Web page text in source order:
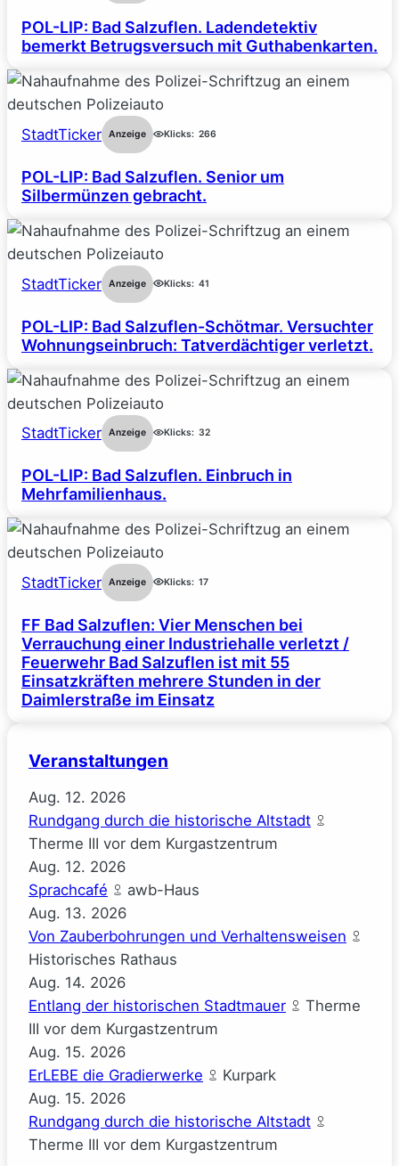
POL-LIP: Bad Salzuflen. Ladendetektiv
bemerkt Betrugsversuch mit Guthabenkarten.
StadtTicker Anzeige Klicks: 266
POL-LIP: Bad Salzuflen. Senior um
Silbermünzen gebracht.
StadtTicker Anzeige Klicks: 41
POL-LIP: Bad Salzuflen-Schötmar. Versuchter
Wohnungseinbruch: Tatverdächtiger verletzt.
StadtTicker Anzeige Klicks: 32
POL-LIP: Bad Salzuflen. Einbruch in
Mehrfamilienhaus.
StadtTicker Anzeige Klicks: 17
FF Bad Salzuflen: Vier Menschen bei
Verrauchung einer Industriehalle verletzt /
Feuerwehr Bad Salzuflen ist mit 55
Einsatzkräften mehrere Stunden in der
Daimlerstraße im Einsatz
Veranstaltungen
Aug. 12. 2026
Rundgang durch die historische Altstadt
Therme III vor dem Kurgastzentrum
Aug. 12. 2026
Sprachcafé
awb-Haus
Aug. 13. 2026
Von Zauberbohrungen und Verhaltensweisen
Historisches Rathaus
Aug. 14. 2026
Entlang der historischen Stadtmauer
Therme
III vor dem Kurgastzentrum
Aug. 15. 2026
ErLEBE die Gradierwerke
Kurpark
Aug. 15. 2026
Rundgang durch die historische Altstadt
Therme III vor dem Kurgastzentrum